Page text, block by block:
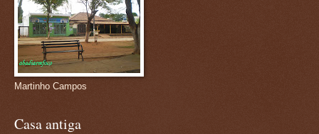
Martinho Campos
Casa antiga